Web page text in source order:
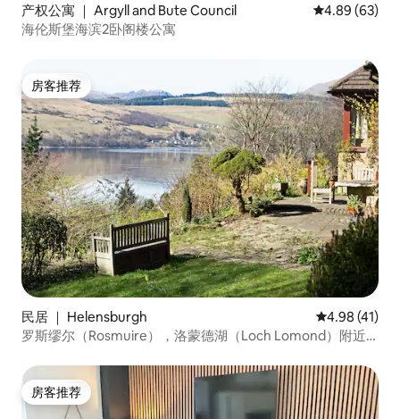
产权公寓 ｜ Argyll and Bute Council 平均评分 4.89
4.89 (63)
海伦斯堡海滨2卧阁楼公寓
房客推荐
房客推荐
民居 ｜ Helensburgh 平均评分
4.98 (41)
罗斯缪尔（Rosmuire），洛蒙德湖（Loch Lomond）附近
房客推荐
房客推荐